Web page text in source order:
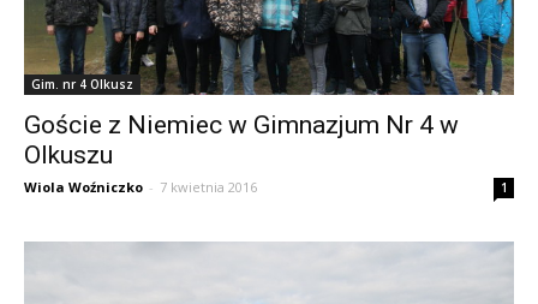
Gim. nr 4 Olkusz
Goście z Niemiec w Gimnazjum Nr 4 w
Olkuszu
Wiola Woźniczko - 7 kwietnia 2016 1